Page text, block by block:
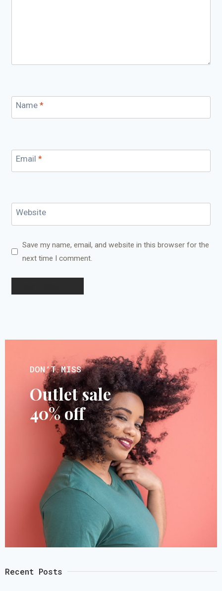
Name *
Email *
Website
Save my name, email, and website in this browser for the
next time I comment.
DON’T MISS
Outlet sale
40% off
Recent Posts